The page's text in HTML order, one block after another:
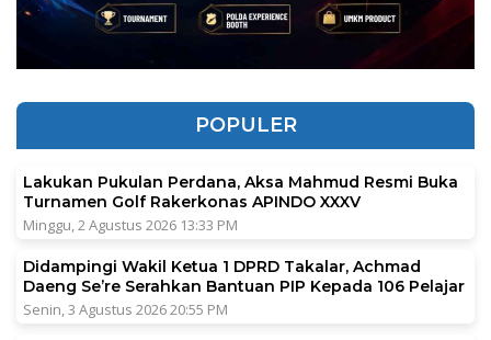
POPULER
Lakukan Pukulan Perdana, Aksa Mahmud Resmi Buka
Turnamen Golf Rakerkonas APINDO XXXV
Minggu, 2 Agustus 2026 13:33 PM
Didampingi Wakil Ketua 1 DPRD Takalar, Achmad
Daeng Se’re Serahkan Bantuan PIP Kepada 106 Pelajar
Senin, 3 Agustus 2026 20:55 PM